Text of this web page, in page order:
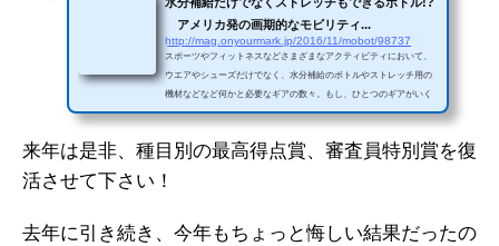
アメリカ発の画期的なモビリティ...
http://mag.onyourmark.jp/2016/11/mobot/98737
スポーツやフィットネスなどさまざまなアクティビティにおいて、
ウエアやシューズだけでなく、水分補給のボトルやストレッチ用の
機材などなど何かと必要なギアの数々。もし、ひとつのギアがいく
つかの役割を果たしてくれたら。そんな思い
来年は是非、種目別の最高得点賞、審査員特別賞を復
活させて下さい！
去年に引き続き、今年もちょっと悔しい結果だったの